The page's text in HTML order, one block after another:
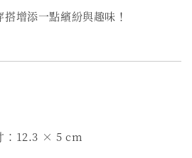
增添一點繽紛與趣味！
：12.3 × 5 cm